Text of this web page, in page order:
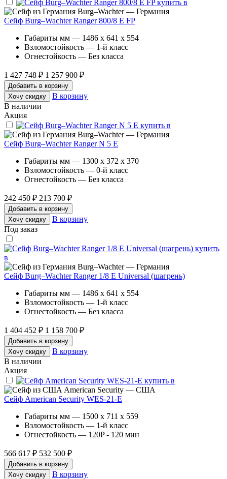
Burg–Wachter — Германия
Сейф Burg–Wachter Ranger 800/8 E FP
Габариты мм — 1486 x 641 x 554
Взломостойкость — 1-й класс
Огнестойкость — Без класса
1 427 748 ₽ 1 257 900 ₽
Добавить в корзину
Хочу скидку
В корзину
В наличии
Акция
Burg–Wachter — Германия
Сейф Burg–Wachter Ranger N 5 E
Габариты мм — 1300 x 372 x 370
Взломостойкость — 0-й класс
Огнестойкость — Без класса
242 450 ₽ 213 700 ₽
Добавить в корзину
Хочу скидку
В корзину
Под заказ
Burg–Wachter — Германия
Сейф Burg–Wachter Ranger 1/8 E Universal (шагрень)
Габариты мм — 1486 x 641 x 554
Взломостойкость — 1-й класс
Огнестойкость — Без класса
1 404 452 ₽ 1 158 700 ₽
Добавить в корзину
Хочу скидку
В корзину
В наличии
Акция
American Security — США
Сейф American Security WES-21-E
Габариты мм — 1500 x 711 x 559
Взломостойкость — 1-й класс
Огнестойкость — 120P - 120 мин
566 617 ₽ 532 500 ₽
Добавить в корзину
Хочу скидку
В корзину